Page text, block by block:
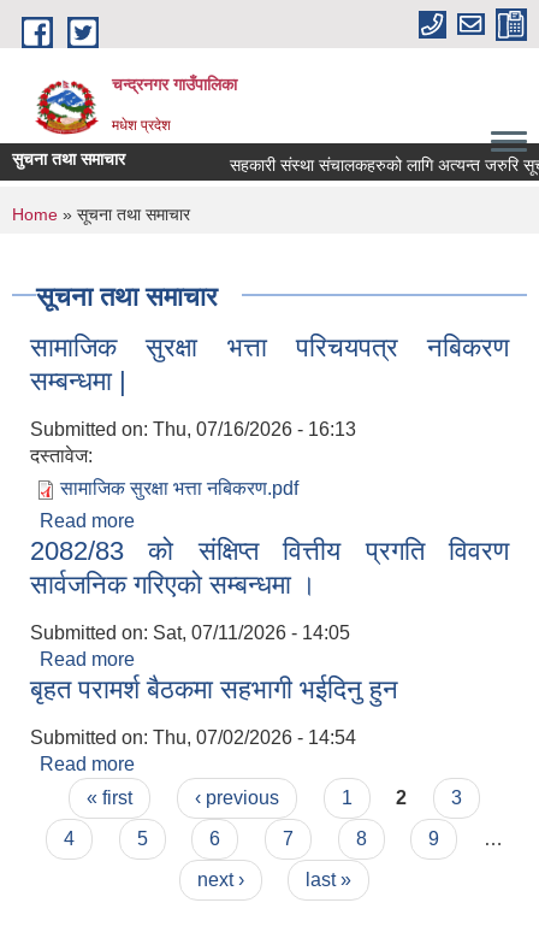
Skip to main content
चन्द्रनगर गाउँपालिका
मधेश प्रदेश
सुचना तथा समाचार सहकारी संस्था संचालकहरुको लागि अत्यन्त जरुरि सूचना
You are here
Home » सूचना तथा समाचार
सूचना तथा समाचार
सामाजिक सुरक्षा भत्ता परिचयपत्र नबिकरण
सम्बन्धमा |
Submitted on: Thu, 07/16/2026 - 16:13
दस्तावेज:
सामाजिक सुरक्षा भत्ता नबिकरण.pdf
Read more
2082/83 को संक्षिप्त वित्तीय प्रगति विवरण
सार्वजनिक गरिएको सम्बन्धमा ।
Submitted on: Sat, 07/11/2026 - 14:05
Read more
सार्वजनिक गरिएको सम्बन्धमा ।
बृहत परामर्श बैठकमा सहभागी भईदिनु हुन
Submitted on: Thu, 07/02/2026 - 14:54
Read more
Pages
« first ‹ previous 1 2
3
4
5 6 7 8 9
…
next ›
last »